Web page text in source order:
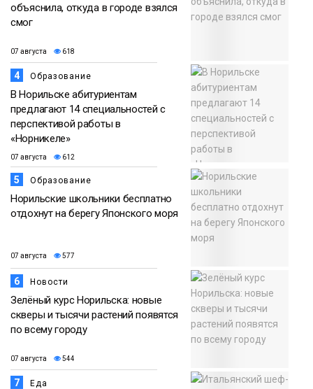
объяснила, откуда в городе взялся
смог
07 августа 618
4 Образование
В Норильске абитуриентам
предлагают 14 специальностей с
перспективой работы в
«Норникеле»
07 августа 612
5 Образование
Норильские школьники бесплатно
отдохнут на берегу Японского моря
07 августа 577
6 Новости
Зелёный курс Норильска: новые
скверы и тысячи растений появятся
по всему городу
07 августа 544
7 Еда